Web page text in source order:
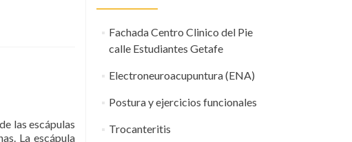
las escápulas
La escápula
Fachada Centro Clinico del Pie
calle Estudiantes Getafe
Electroneuroacupuntura (ENA)
Postura y ejercicios funcionales
Trocanteritis